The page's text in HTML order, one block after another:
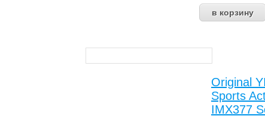
Original
Sports
IMX377